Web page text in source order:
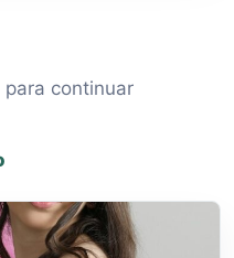
para continuar